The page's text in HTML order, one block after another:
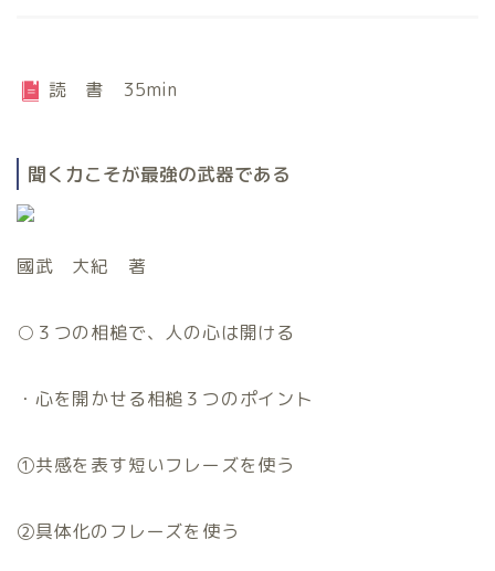
読 書 35min
聞く力こそが最強の武器である
國武 大紀 著
○ ３つの相槌で、人の心は開ける
・心を開かせる相槌３つのポイント
①共感を表す短いフレーズを使う
②具体化のフレーズを使う